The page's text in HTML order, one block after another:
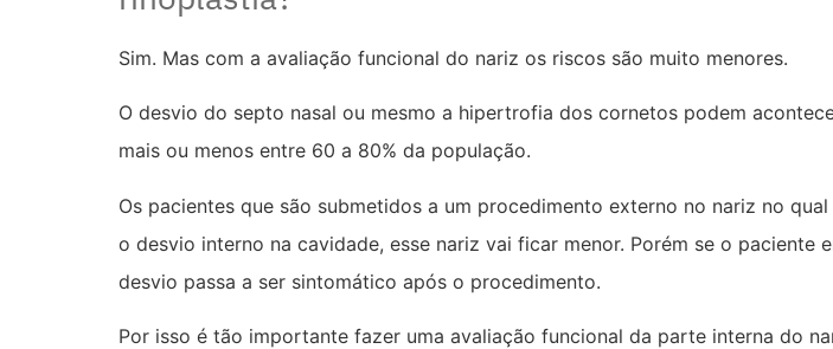
Sim. Mas com a avaliação funcional do nariz os riscos são muito menores.
O desvio do septo nasal ou mesmo a hipertrofia dos cornetos podem
mais ou menos entre 60 a 80% da população.
Os pacientes que são submetidos a um procedimento externo no nariz no
o desvio interno na cavidade, esse nariz vai ficar menor. Porém se o paciente
desvio passa a ser sintomático após o procedimento.
Por isso é tão importante fazer uma avaliação funcional da parte interna do